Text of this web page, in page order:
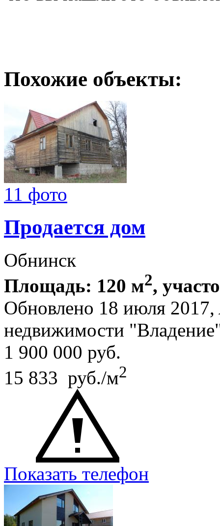
Похожие объекты:
11 фото
Продается дом
Обнинск
Площадь: 120 м2,
Обновлено 18 июля 2017,
недвижимости
1 900 000 руб.
15 833 руб./м2
Показать телефон